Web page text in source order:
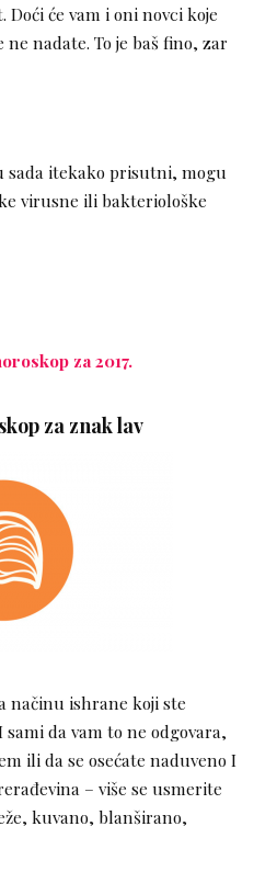
će vam i oni novci koje
nadate. To je baš fino, zar
sada itekako prisutni, mogu
virusne ili bakteriološke
za 2017.
za znak lav
načinu ishrane koji ste
da vam to ne odgovara,
ili da se osećate naduveno I
– više se usmerite
kuvano, blanširano,